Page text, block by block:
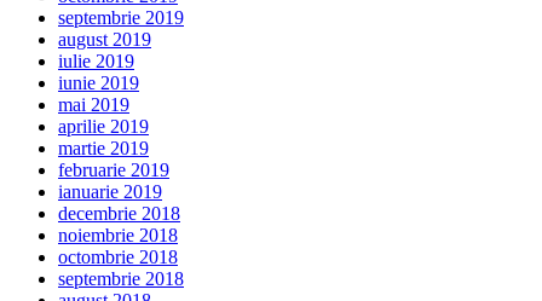
septembrie 2019
august 2019
iulie 2019
iunie 2019
mai 2019
aprilie 2019
martie 2019
februarie 2019
ianuarie 2019
decembrie 2018
noiembrie 2018
octombrie 2018
septembrie 2018